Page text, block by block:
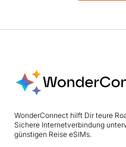
WonderConnect hilft Dir teure
Sichere Internetverbindung
günstigen Reise eSIMs.